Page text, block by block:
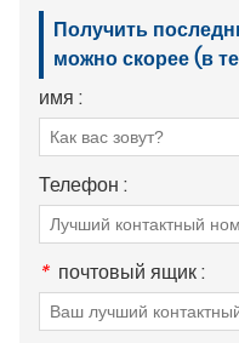
Получить
можно скорее (в
имя :
Телефон :
* почтовый ящик :